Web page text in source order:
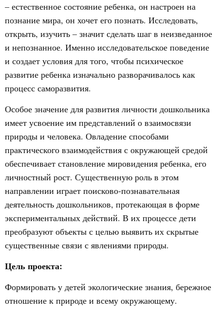
– естественное состояние ребенка, он настроен на
познание мира, он хочет его познать. Исследовать,
открыть, изучить – значит сделать шаг в неизведанное
и непознанное. Именно исследовательское поведение
и создает условия для того, чтобы психическое
развитие ребенка изначально разворачивалось как
процесс саморазвития.
Особое значение для развития личности дошкольника
имеет усвоение им представлений о взаимосвязи
природы и человека. Овладение способами
практического взаимодействия с окружающей средой
обеспечивает становление мировидения ребенка, его
личностный рост. Существенную роль в этом
направлении играет поисково-познавательная
деятельность дошкольников, протекающая в форме
экспериментальных действий. В их процессе дети
преобразуют объекты с целью выявить их скрытые
существенные связи с явлениями природы.
Цель проекта:
Формировать у детей экологические знания, бережное
отношение к природе и всему окружающему.